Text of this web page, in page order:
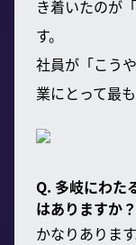
き着いたのが
す。
社員が「こう
業にとって最
Q. 多岐にわた
はありますか？
かなりありま